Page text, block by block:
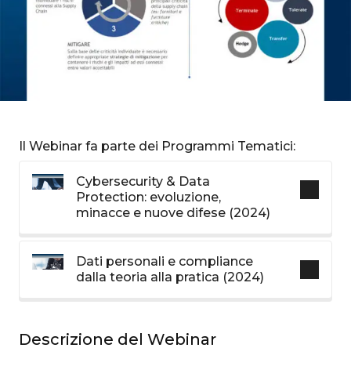
Il Webinar fa parte dei Programmi Tematici:
Cybersecurity & Data
Protection: evoluzione,
minacce e nuove difese (2024)
Dati personali e compliance
dalla teoria alla pratica (2024)
Descrizione del Webinar